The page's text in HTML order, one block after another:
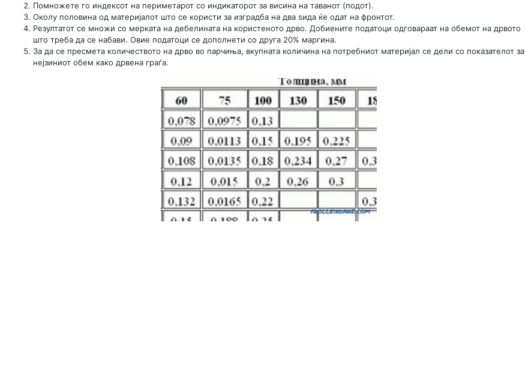
Помножете го индексот на периметарот со индикаторот за висина на таванот (подот).
Околу половина од материјалот што се користи за изградба на два ѕида ќе одат на фронтот.
Резултатот се множи со мерката на дебелината на користеното дрво. Добиените податоци одговараат на обемот на дрвото
што треба да се набави. Овие податоци се дополнети со друга 20% маргина.
За да се пресмета количеството на дрво во парчиња, вкупната количина на потребниот материјал се дели со показателот за
нејзиниот обем како дрвена граѓа.